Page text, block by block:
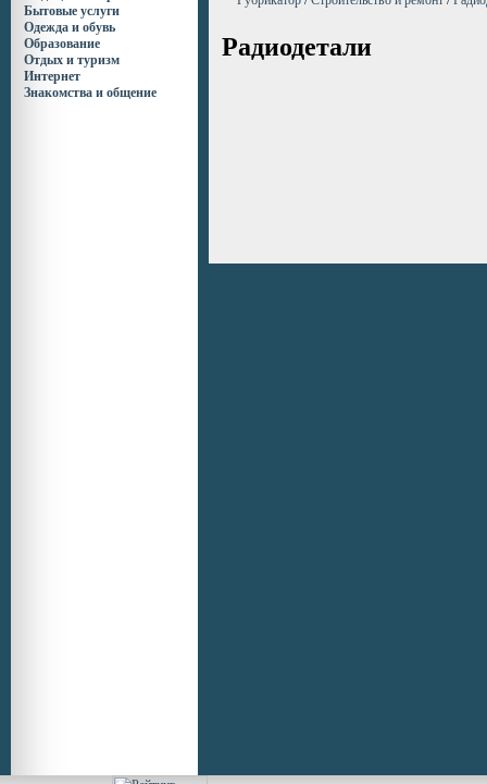
Бытовые услуги
Одежда и обувь
Образование
Отдых и туризм
Интернет
Знакомства и общение
Радиодетали